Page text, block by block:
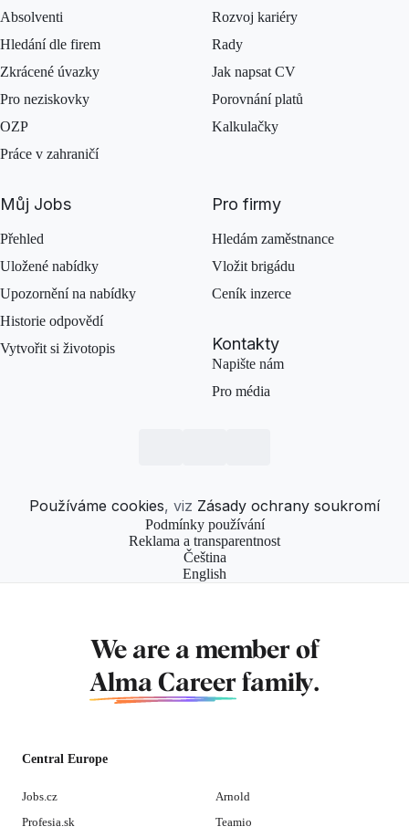
Absolventi
Hledání dle firem
Zkrácené úvazky
Pro neziskovky
OZP
Práce v zahraničí
Rozvoj kariéry
Rady
Jak napsat CV
Porovnání platů
Kalkulačky
Můj Jobs
Přehled
Uložené nabídky
Upozornění na nabídky
Historie odpovědí
Vytvořit si životopis
Pro firmy
Hledám zaměstnance
Vložit brigádu
Ceník inzerce
Kontakty
Napište nám
Pro média
Používáme cookies, viz Zásady ochrany soukromí
Podmínky používání
Reklama a transparentnost
Čeština
English
We are a member of
Alma Career family.
Central Europe
Jobs.cz
Profesia.sk
Arnold
Teamio